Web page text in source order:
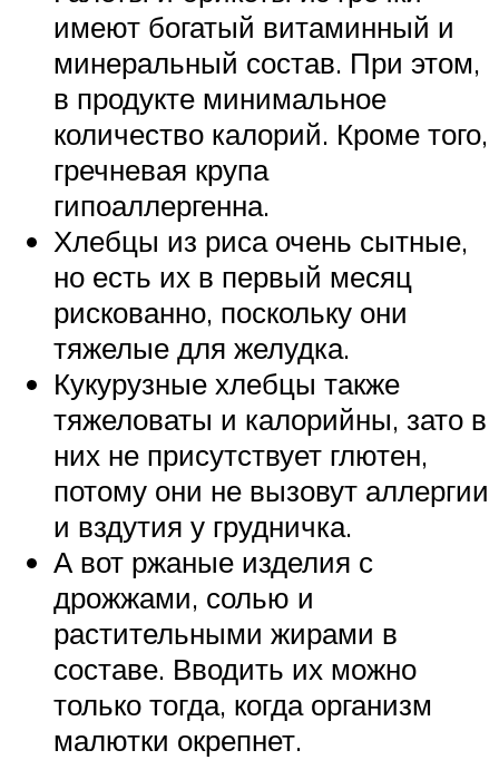
имеют богатый витаминный и
минеральный состав. При этом,
в продукте минимальное
количество калорий. Кроме того,
гречневая крупа
гипоаллергенна.
Хлебцы из риса очень сытные,
но есть их в первый месяц
рискованно, поскольку они
тяжелые для желудка.
Кукурузные хлебцы также
тяжеловаты и калорийны, зато в
них не присутствует глютен,
потому они не вызовут аллергии
и вздутия у грудничка.
А вот ржаные изделия с
дрожжами, солью и
растительными жирами в
составе. Вводить их можно
только тогда, когда организм
малютки окрепнет.